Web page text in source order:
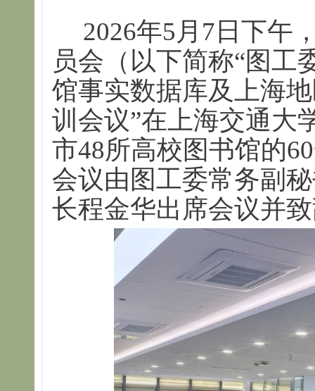
2026年5月7日下午
员会（以下简称“图工
馆事实数据库及上海
训会议”在上海交通大
市48所高校图书馆的
会议由图工委常务副
长程金华出席会议并